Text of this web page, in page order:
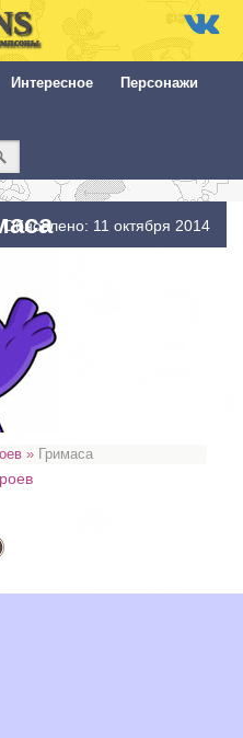
Интересное Персонажи
Обновлено: 11 октября 2014
» Гримаса